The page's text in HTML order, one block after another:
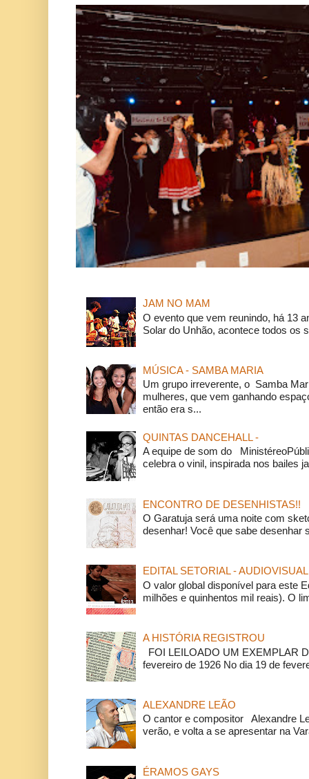
JAM NO MAM
O evento que vem reunindo, há 13
Solar do Unhão, acontece todos os
MÚSICA - SAMBA MARIA
Um grupo irreverente, o Samba
mulheres, que vem ganhando
então era s...
QUINTAS DANCEHALL -
A equipe de som do
celebra o vinil, inspirada nos bailes
ENCONTRO DE DESENHISTAS!!
O Garatuja será uma noite com
desenhar! Você que sabe desenhar
EDITAL SETORIAL - AUDIOVISUAL
O valor global disponível para este
milhões e quinhentos mil reais). O
A HISTÓRIA REGISTROU
FOI LEILOADO UM EXEMPLAR
fevereiro de 1926 No dia 19 de
ALEXANDRE LEÃO
O cantor e compositor Alexandre
verão, e volta a se apresentar na
ÉRAMOS GAYS